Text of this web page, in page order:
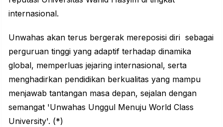
internasional.
Unwahas akan terus bergerak mereposisi diri sebagai
perguruan tinggi yang adaptif terhadap dinamika
global, memperluas jejaring internasional, serta
menghadirkan pendidikan berkualitas yang mampu
menjawab tantangan masa depan, sejalan dengan
semangat 'Unwahas Unggul Menuju World Class
University'. (*)